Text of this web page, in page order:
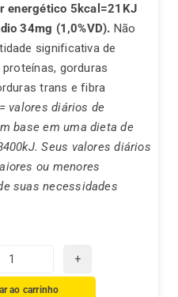
energético 5kcal=21KJ
34mg (1,0%VD).
significativa de
gorduras
trans e fibra
valores diários de
base em uma dieta de
Seus valores diários
ou menores
suas necessidades
Chá
Preto
ao carrinho